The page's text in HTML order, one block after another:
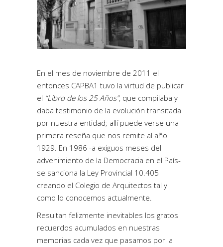
En el mes de noviembre de 2011 el
entonces CAPBA1 tuvo la virtud de publicar
el “Libro de los 25 Años”, que compilaba y
daba testimonio de la evolución transitada
por nuestra entidad; allí puede verse una
primera reseña que nos remite al año
1929. En 1986 -a exiguos meses del
advenimiento de la Democracia en el País-
se sanciona la Ley Provincial 10.405
creando el Colegio de Arquitectos tal y
como lo conocemos actualmente.
Resultan felizmente inevitables los gratos
recuerdos acumulados en nuestras
memorias cada vez que pasamos por la